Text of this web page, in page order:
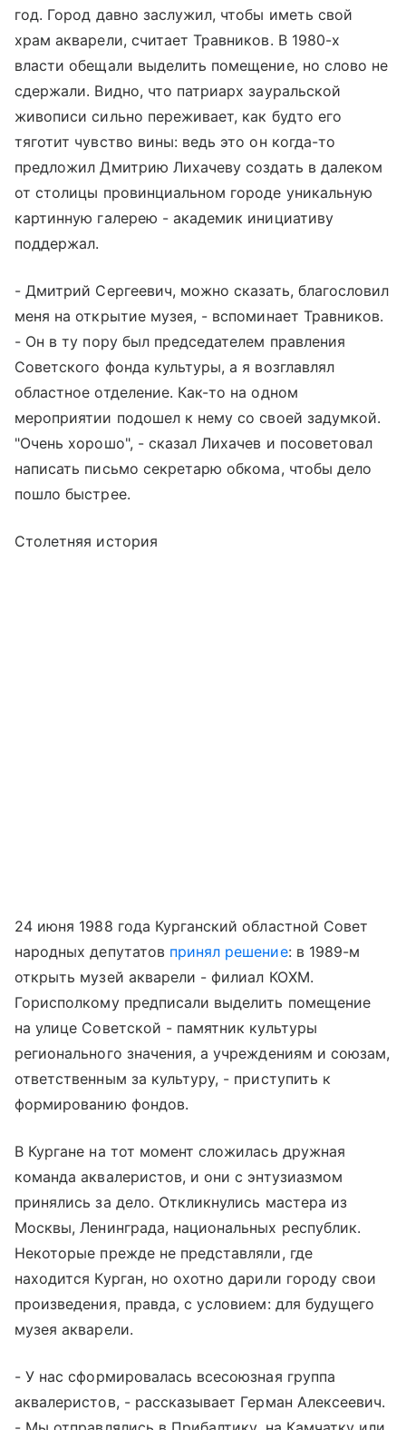
год. Город давно заслужил, чтобы иметь свой
храм акварели, считает Травников. В 1980-х
власти обещали выделить помещение, но слово не
сдержали. Видно, что патриарх зауральской
живописи сильно переживает, как будто его
тяготит чувство вины: ведь это он когда-то
предложил Дмитрию Лихачеву создать в далеком
от столицы провинциальном городе уникальную
картинную галерею - академик инициативу
поддержал.
- Дмитрий Сергеевич, можно сказать, благословил
меня на открытие музея, - вспоминает Травников.
- Он в ту пору был председателем правления
Советского фонда культуры, а я возглавлял
областное отделение. Как-то на одном
мероприятии подошел к нему со своей задумкой.
"Очень хорошо", - сказал Лихачев и посоветовал
написать письмо секретарю обкома, чтобы дело
пошло быстрее.
Столетняя история
24 июня 1988 года Курганский областной Совет
народных депутатов принял решение: в 1989-м
открыть музей акварели - филиал КОХМ.
Горисполкому предписали выделить помещение
на улице Советской - памятник культуры
регионального значения, а учреждениям и союзам,
ответственным за культуру, - приступить к
формированию фондов.
В Кургане на тот момент сложилась дружная
команда аквалеристов, и они с энтузиазмом
принялись за дело. Откликнулись мастера из
Москвы, Ленинграда, национальных республик.
Некоторые прежде не представляли, где
находится Курган, но охотно дарили городу свои
произведения, правда, с условием: для будущего
музея акварели.
- У нас сформировалась всесоюзная группа
аквалеристов, - рассказывает Герман Алексеевич.